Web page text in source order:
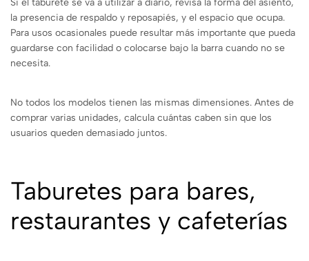
Si el taburete se va a utilizar a diario, revisa la forma del asiento,
la presencia de respaldo y reposapiés, y el espacio que ocupa.
Para usos ocasionales puede resultar más importante que pueda
guardarse con facilidad o colocarse bajo la barra cuando no se
necesita.
No todos los modelos tienen las mismas dimensiones. Antes de
comprar varias unidades, calcula cuántas caben sin que los
usuarios queden demasiado juntos.
Taburetes para bares,
restaurantes y cafeterías